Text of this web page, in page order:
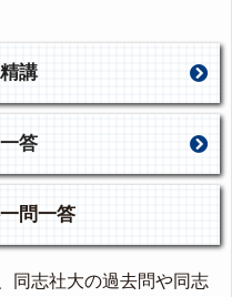
講
答
問一答
同志社大の過去問や同志